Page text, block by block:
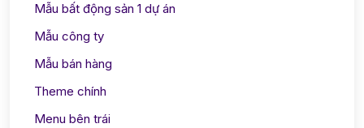
Mẫu bất động sản 1 dự án
Mẫu công ty
Mẫu bán hàng
Theme chính
Menu bên trái